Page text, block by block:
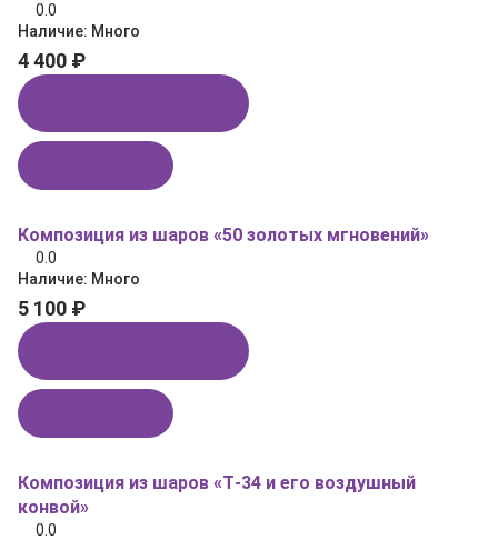
0.0
Наличие: Много
4 400 ₽
Композиция из шаров «50 золотых мгновений»
0.0
Наличие: Много
5 100 ₽
Композиция из шаров «Т‑34 и его воздушный
конвой»
0.0